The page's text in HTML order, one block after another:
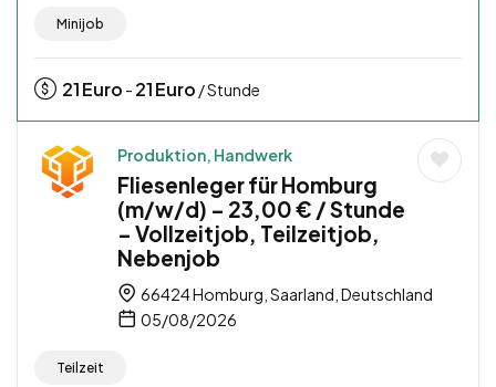
Minijob
21Euro - 21Euro / Stunde
Produktion, Handwerk
Fliesenleger für Homburg
(m/w/d) – 23,00 € / Stunde
– Vollzeitjob, Teilzeitjob,
Nebenjob
66424 Homburg, Saarland, Deutschland
05/08/2026
Teilzeit